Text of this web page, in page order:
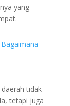
yang
tidak
tetapi juga